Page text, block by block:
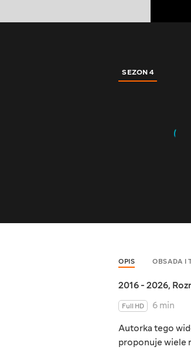
SEZON 4
OPIS OBSADA I
2016 - 2026,
Full HD
6 min
Autorka tego
proponuje wiele